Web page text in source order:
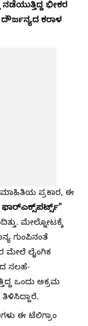
ಭೀಕರ
ಕರಾಳ
ಮಾಹಿತಿಯ ಪ್ರಕಾರ, ಈ
ಮೇಲ್ನೋಟಕ್ಕೆ
ಗುಂಪಿನಂತೆ
ಮೇಲೆ ಲೈಂಗಿಕ
ಸಲಹೆ-
ಒಂದು ಅಕ್ರಮ
ಈ ಟೆಲಿಗ್ರಾಂ